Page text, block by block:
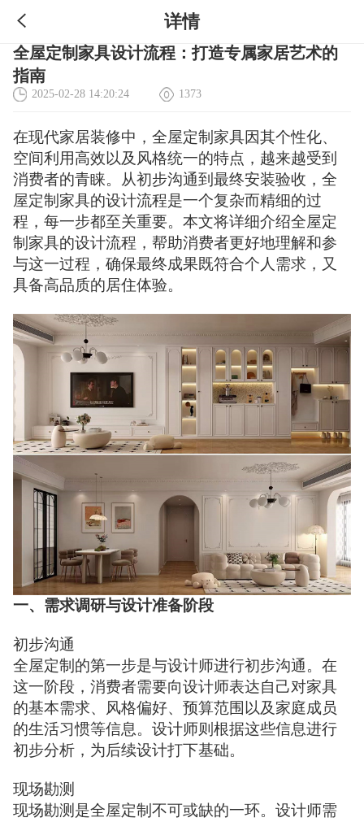
详情
全屋定制家具设计流程：打造专属家居艺术的
指南
2025-02-28 14:20:24 1373
在现代家居装修中，全屋定制家具因其个性化、
空间利用高效以及风格统一的特点，越来越受到
消费者的青睐。从初步沟通到最终安装验收，全
屋定制家具的设计流程是一个复杂而精细的过
程，每一步都至关重要。本文将详细介绍全屋定
制家具的设计流程，帮助消费者更好地理解和参
与这一过程，确保最终成果既符合个人需求，又
具备高品质的居住体验。
一、需求调研与设计准备阶段
初步沟通
全屋定制的第一步是与设计师进行初步沟通。在
这一阶段，消费者需要向设计师表达自己对家具
的基本需求、风格偏好、预算范围以及家庭成员
的生活习惯等信息。设计师则根据这些信息进行
初步分析，为后续设计打下基础。
现场勘测
现场勘测是全屋定制不可或缺的一环。设计师需